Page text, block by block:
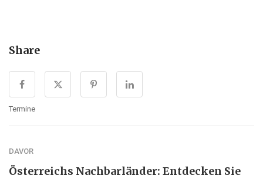
Share
Termine
DAVOR
Österreichs Nachbarländer: Entdecken Sie